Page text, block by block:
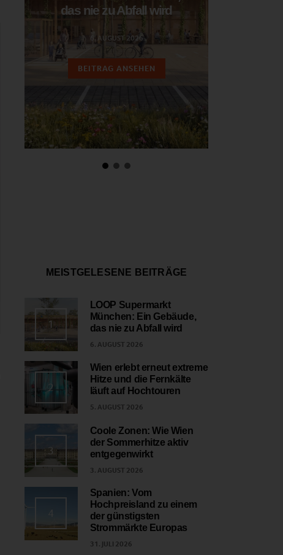
das nie zu Abfall wird
6. AUGUST 2026
BEITRAG ANSEHEN
MEISTGELESENE BEITRÄGE
1
LOOP Supermarkt
München: Ein Gebäude,
das nie zu Abfall wird
6. AUGUST 2026
2
Wien erlebt erneut extreme
Hitze und die Fernkälte
läuft auf Hochtouren
5. AUGUST 2026
3
Coole Zonen: Wie Wien
der Sommerhitze aktiv
entgegenwirkt
3. AUGUST 2026
4
Spanien: Vom
Hochpreisland zu einem
der günstigsten
Strommärkte Europas
31. JULI 2026